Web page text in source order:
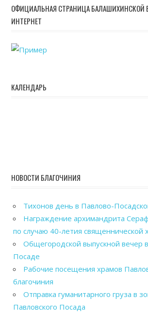
записям
ОФИЦИАЛЬНАЯ СТРАНИЦА БАЛАШИХИНСКОЙ
ИНТЕРНЕТ
КАЛЕНДАРЬ
НОВОСТИ БЛАГОЧИНИЯ
Тихонов день в Павлово-
Награждение архимандрита
по случаю 40-летия священнической
Общегородской выпускной вечер
Посаде
Рабочие посещения храмов
благочиния
Отправка гуманитарного груза в
Павловского Посада